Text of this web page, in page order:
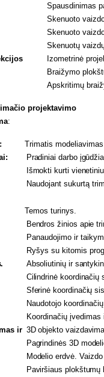
Spausdinimas
Skenuoto
Skenuoto
Skenuotų
Izometrinė
Braižymo
Apskritimų
projektavimo
:
Trimatis
Pradiniai darbo
Išmokti kurti
Naudojant sukurtą
Temos turinys.
Bendros žinios apie
Panaudojimo ir
Ryšys su kitomis
Absoliutinių ir
Cilindrinė koordinačių
Sferinė koordinačių
Naudotojo
Koordinačių įvedimas
ir 3D objekto
Pagrindinės 3D
Modelio erdvė.
Paviršiaus